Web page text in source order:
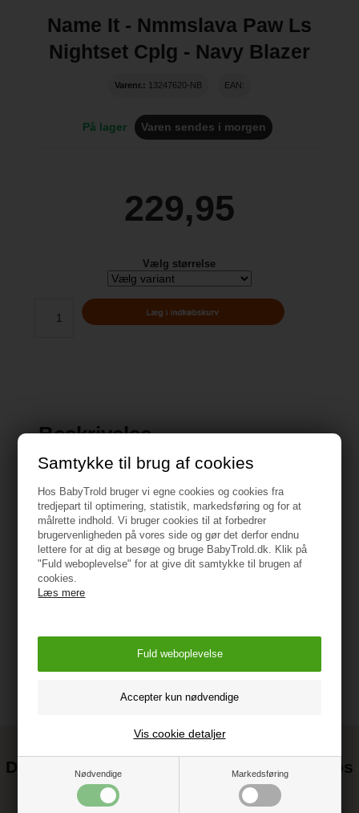
Samtykke til brug af cookies
Hos BabyTrold bruger vi egne cookies og cookies fra
tredjepart til optimering, statistik, markedsføring og for at
målrette indhold. Vi bruger cookies til at forbedrer
brugervenligheden på vores side og gør det derfor endnu
lettere for at dig at besøge og bruge BabyTrold.dk. Klik på
"Fuld weboplevelse" for at give dit samtykke til brugen af
cookies.
Læs mere
Nødvendige Markedsføring
Vis cookie detaljer
Name It - Nmmslava Paw Ls
Nightset Cplg - Navy Blazer
Varenr.: 13247620-NB EAN:
På lager Varen sendes i morgen
229,95
Vælg størrelse
Beskrivelse
Specifikationer
Vejledning
Det kan blive endnu billigere at handle hos
Tilmeld dig vores nyhedsbrev og gå ikke glip af gode tilbud